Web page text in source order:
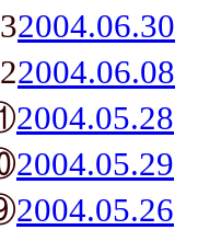
2004.06.30
2004.06.08
2004.05.28
2004.05.29
2004.05.26